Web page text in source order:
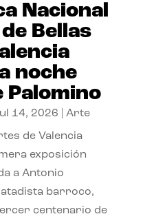
Nacional
Bellas
noche
14, 2026 Arte
de Valencia
exposición
a Antonio
barroco,
centenario de